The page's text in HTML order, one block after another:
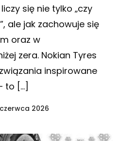
się nie tylko „czy
ale jak zachowuje się
oraz w
zera. Nokian Tyres
inspirowane
to […]
2026